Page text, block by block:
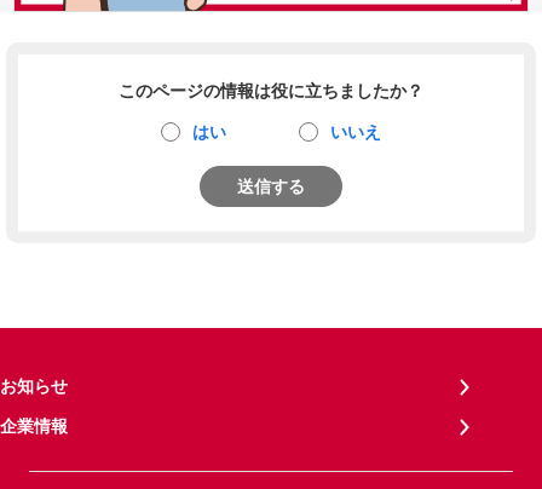
このページの情報は役に立ちましたか？
はい いいえ
送信する
お知らせ
企業情報